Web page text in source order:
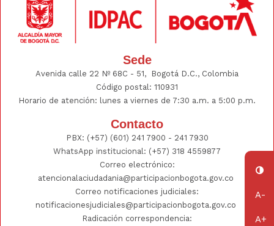
Sede
Avenida calle 22 Nº 68C - 51, Bogotá D.C., Colombia
Código postal: 110931
Horario de atención: lunes a viernes de 7:30 a.m. a 5:00 p.m.
Contacto
PBX: (+57) (601) 241 7900 - 241 7930
WhatsApp institucional: (+57) 318 4559877
Correo electrónico:
atencionalaciudadania@participacionbogota.gov.co
Correo notificaciones judiciales:
notificacionesjudiciales@participacionbogota.gov.co
Radicación correspondencia: